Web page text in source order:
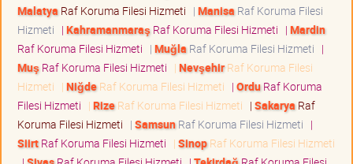
Malatya Raf Koruma Filesi Hizmeti | Manisa Raf Koruma Filesi
Hizmeti | Kahramanmaraş Raf Koruma Filesi Hizmeti | Mardin
Raf Koruma Filesi Hizmeti | Muğla Raf Koruma Filesi Hizmeti |
Muş Raf Koruma Filesi Hizmeti | NevşehirRaf Koruma Filesi
Hizmeti | NiğdeRaf Koruma Filesi Hizmeti | OrduRaf Koruma
Filesi Hizmeti | RizeRaf Koruma Filesi Hizmeti | Sakarya Raf
Koruma Filesi Hizmeti | SamsunRaf Koruma Filesi Hizmeti |
SiirtRaf Koruma Filesi Hizmeti | SinopRaf Koruma Filesi Hizmeti